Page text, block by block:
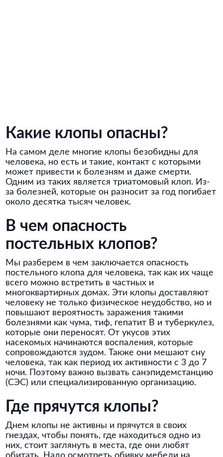
Какие клопы опасны?
На самом деле многие клопы безобидны для
человека, но есть и такие, контакт с которыми
может привести к болезням и даже смерти.
Одним из таких является триатомовый клоп. Из-
за болезней, которые он разносит за год погибает
около десятка тысяч человек.
В чем опасность
постельных клопов?
Мы разберем в чем заключается опасность
постельного клопа для человека, так как их чаще
всего можно встретить в частных и
многоквартирных домах. Эти клопы доставляют
человеку не только физическое неудобство, но и
повышают вероятность заражения такими
болезнями как чума, тиф, гепатит В и туберкулез,
которые они переносят. От укусов этих
насекомых начинаются воспаления, которые
сопровождаются зудом. Также они мешают сну
человека, так как период их активности с 3 до 7
ночи. Поэтому важно вызвать санэпидемстанцию
(СЭС) или специализированную организацию.
Где прячутся клопы?
Днем клопы не активны и прячутся в своих
гнездах, чтобы понять, где находиться одно из
них, стоит заглянуть в места, где они любят